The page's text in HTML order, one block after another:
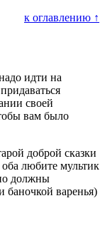
к оглавлению ↑
идти на
своей
вам было
доброй сказки
любите мультик
должны
баночкой варенья)